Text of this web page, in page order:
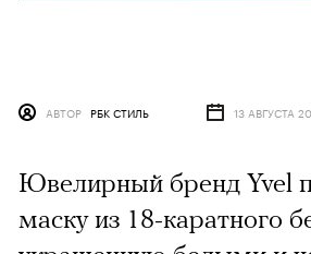
АВТОР РБК СТИЛЬ 13 АВГУСТА
Ювелирный бренд Yvel
маску из 18-каратного